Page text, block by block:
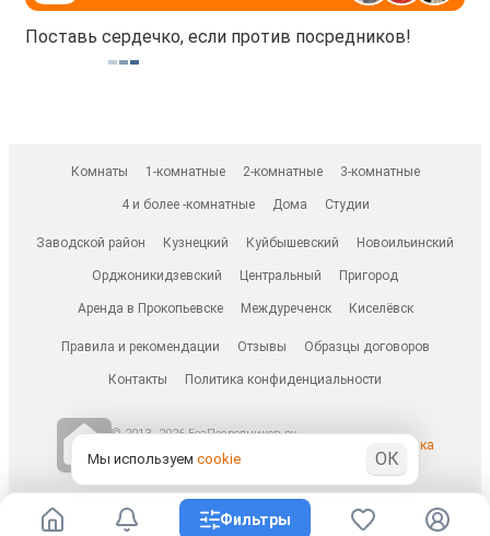
Поставь сердечко, если против посредников!
Комнаты 1-комнатные 2-комнатные 3-комнатные
4 и более -комнатные Дома Студии
Заводской район Кузнецкий Куйбышевский Новоильинский
Орджоникидзевский Центральный Пригород
Аренда в Прокопьевске Междуреченск Киселёвск
Правила и рекомендации Отзывы Образцы договоров
Контакты Политика конфиденциальности
© 2013–2026 БезПосредников.ру
БесПосредника.ру / besposrednika.ru
Фильтры
Мы используем cookie ОК